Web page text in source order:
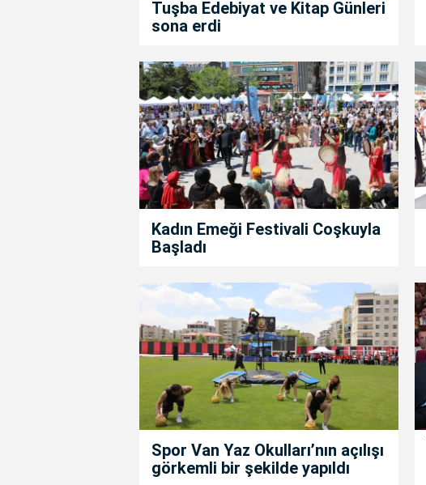
Tuşba Edebiyat ve Kitap Günleri
sona erdi
Kadın Emeği Festivali Coşkuyla
Başladı
Spor Van Yaz Okulları’nın açılışı
görkemli bir şekilde yapıldı